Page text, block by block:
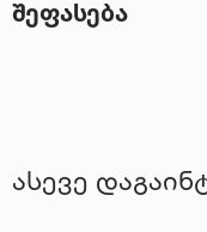
შეფასება
ასევე